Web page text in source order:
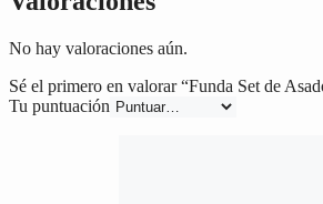
No hay valoraciones aún.
Sé el primero en valorar “Funda Set de
Tu puntuación